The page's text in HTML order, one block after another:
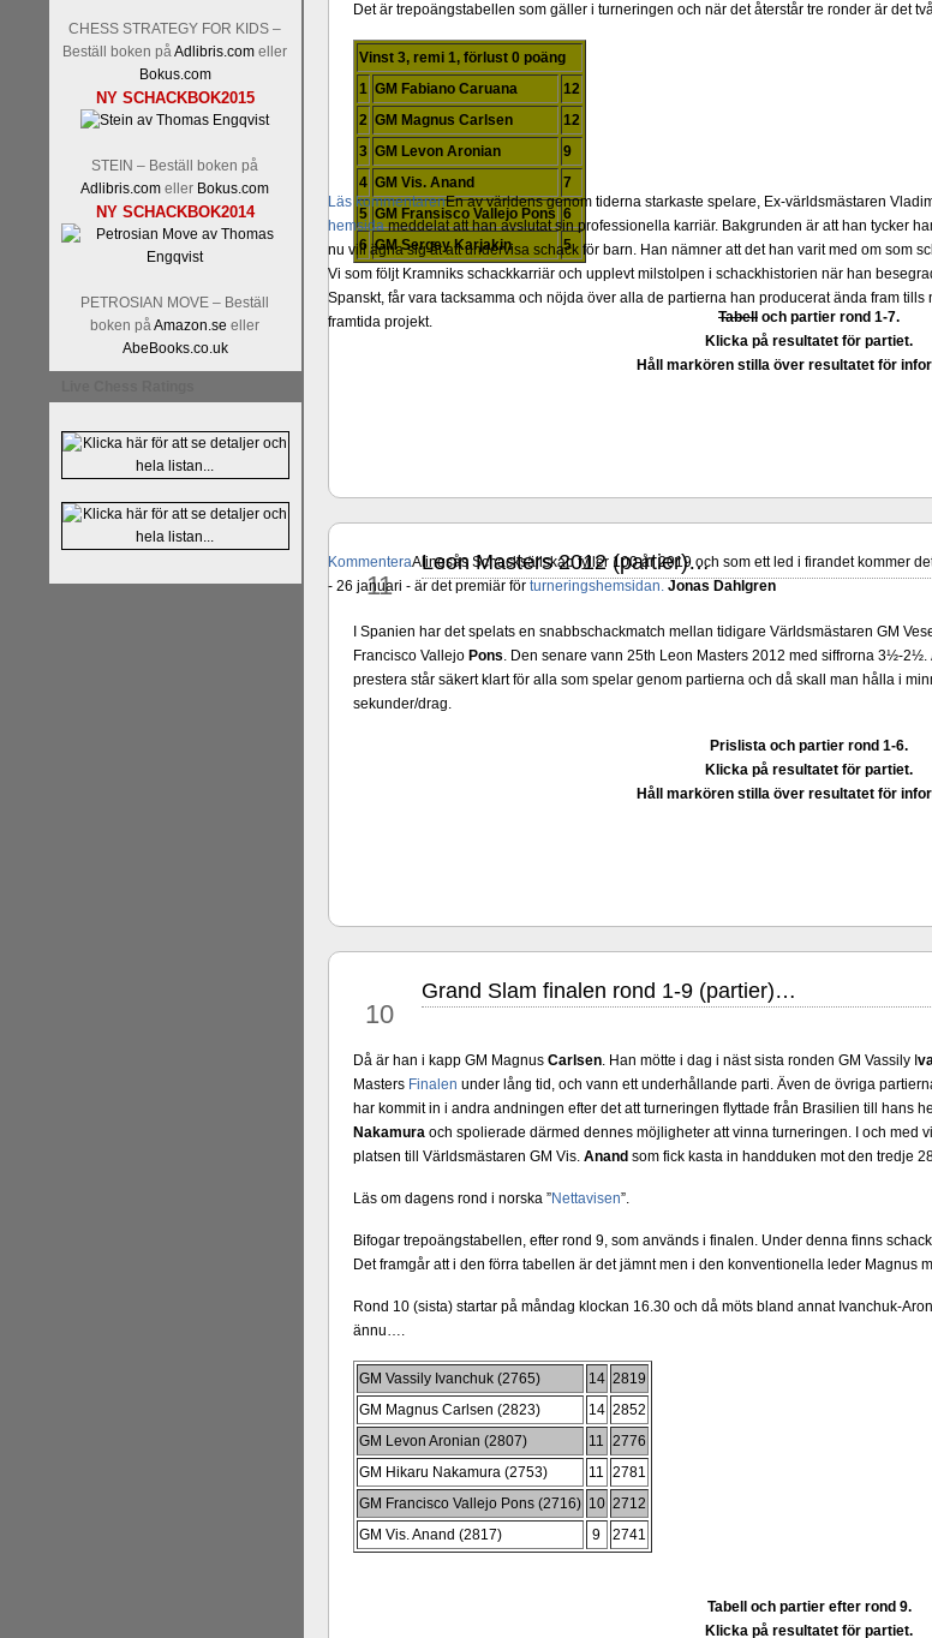
CHESS STRATEGY FOR KIDS –
Beställ boken påAdlibris.com eller
Bokus.com
NY SCHACKBOK2015
STEIN – Beställ boken på
Adlibris.com eller Bokus.com
NY SCHACKBOK2014
PETROSIAN MOVE – Beställ
boken påAmazon.se eller
AbeBooks.co.uk
Läs kommentarenEn av världens genom tiderna starkaste spelare, Ex-världsmästaren
hemsidameddelat att han avslutat sin professionella karriär. Bakgrunden är att han tycker
nu vill ägna sig åt att undervisa schack för barn. Han nämner att det han varit med om som
Vi som följt Kramniks schackkarriär och upplevt milstolpen i schackhistorien när han
Spanskt, får vara tacksamma och nöjda över alla de partierna han producerat ända fram
framtida projekt.
KommenteraAlingsås Schacksällskap fyller 100 år 2019 och som ett led i firandet kommer
- 26 januari - är det premiär för turneringshemsidan. Jonas Dahlgren
Det är trepoängstabellen som gäller i turneringen och när det återstår tre ronder är det
Vinst 3, remi 1, förlust 0 poäng
1 GM Fabiano Caruana
12
2 GM Magnus Carlsen
12
3 GM Levon Aronian
9
4 GM Vis. Anand
7
5 GM Fransisco Vallejo Pons 6
6 GM Sergey Karjakin 5
Tabell och partier rond 1-7.
Klicka på resultatet för partiet.
Håll markören stilla över resultatet för
jun
11
Leon Masters 2012 (partier)…
I Spanien har det spelats en snabbschackmatch mellan tidigare Världsmästaren GM
Francisco Vallejo Pons. Den senare vann 25th Leon Masters 2012 med siffrorna 3½-
prestera står säkert klart för alla som spelar genom partierna och då skall man hålla i
sekunder/drag.
Prislista och partier rond 1-6.
Klicka på resultatet för partiet.
Håll markören stilla över resultatet för
10
Grand Slam finalen rond 1-9 (partier)…
Då är han i kapp GM Magnus Carlsen. Han mötte i dag i näst sista ronden GM Vassily I
Masters Finalen under lång tid, och vann ett underhållande parti. Även de övriga
har kommit in i andra andningen efter det att turneringen flyttade från Brasilien till hans
Nakamuraoch spolierade därmed dennes möjligheter att vinna turneringen. I och med
platsen till Världsmästaren GM Vis. Anand som fick kasta in handduken mot den tredje
Läs om dagens rond i norska ”Nettavisen”.
Bifogar trepoängstabellen, efter rond 9, som används i finalen. Under denna finns
Det framgår att i den förra tabellen är det jämnt men i den konventionella leder Magnus
Rond 10 (sista) startar på måndag klockan 16.30 och då möts bland annat Ivanchuk-
ännu….
GM Vassily Ivanchuk (2765) 14 2819
GM Magnus Carlsen (2823)
14 2852
GM Levon Aronian (2807)
11 2776
GM Hikaru Nakamura (2753)
11 2781
GM Francisco Vallejo Pons (2716) 10 2712
GM Vis. Anand (2817)
9 2741
Tabell och partier efter rond 9.
Klicka på resultatet för partiet.